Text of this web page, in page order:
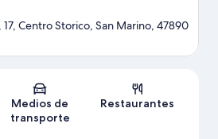
Sección del mapa
Centro Storico, San Marino, 47890
Medios de
transporte
Restaurantes